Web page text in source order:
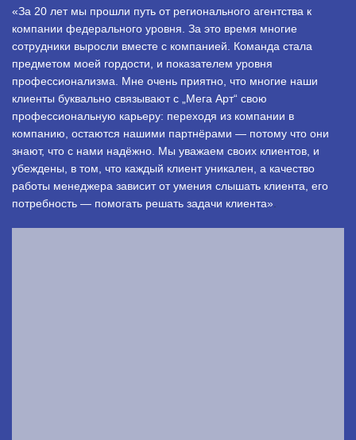
«За 20 лет мы прошли путь от регионального агентства к
компании федерального уровня. За это время многие
сотрудники выросли вместе с компанией. Команда стала
предметом моей гордости, и показателем уровня
профессионализма. Мне очень приятно, что многие наши
клиенты буквально связывают с „Мега Арт“ свою
профессиональную карьеру: переходя из компании в
компанию, остаются нашими партнёрами — потому что они
знают, что с нами надёжно. Мы уважаем своих клиентов, и
убеждены, в том, что каждый клиент уникален, а качество
работы менеджера зависит от умения слышать клиента, его
потребность — помогать решать задачи клиента».